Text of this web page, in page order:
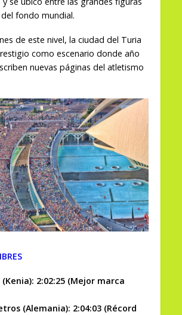
fondo mundial.
de este nivel, la ciudad del Turia
como escenario donde año
nuevas páginas del atletismo
(Kenia): 2:02:25 (Mejor marca
(Alemania): 2:04:03 (Récord